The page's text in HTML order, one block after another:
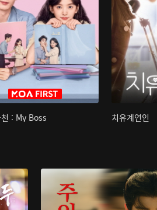
: My Boss 치유계연인